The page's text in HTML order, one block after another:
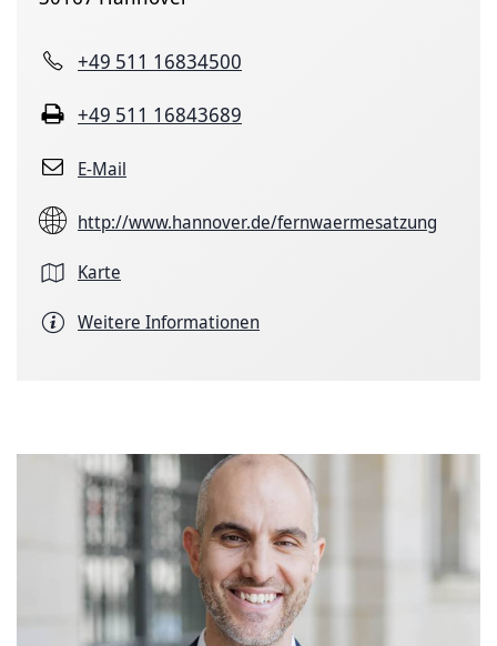
+49 511 16834500
+49 511 16843689
E-Mail
http://www.hannover.de/fernwaermesatzung
Karte
Weitere Informationen